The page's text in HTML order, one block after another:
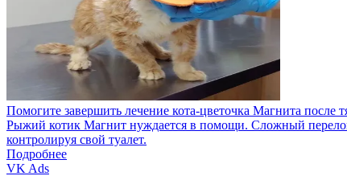
Помогите завершить лечение кота-цветочка Магнита после
Рыжий котик Магнит нуждается в помощи. Сложный
контролируя свой туалет.
Подробнее
VK Ads